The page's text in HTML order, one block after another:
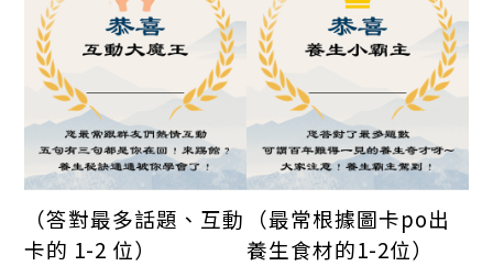
（答對最多話題、互動
卡的 1-2 位）
（最常根據圖卡po出
養生食材的1-2位）